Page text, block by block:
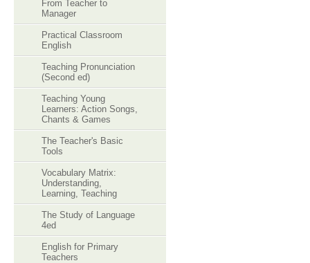
From Teacher to
Manager
Practical Classroom
English
Teaching Pronunciation
(Second ed)
Teaching Young
Learners: Action Songs,
Chants & Games
The Teacher's Basic
Tools
Vocabulary Matrix:
Understanding,
Learning, Teaching
The Study of Language
4ed
English for Primary
Teachers